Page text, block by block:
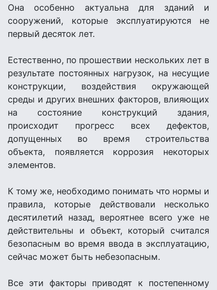
Она особенно актуальна для зданий и
сооружений, которые эксплуатируются не
первый десяток лет.
Естественно, по прошествии нескольких лет в
результате постоянных нагрузок, на несущие
конструкции, воздействия окружающей
среды и других внешних факторов, влияющих
на состояние конструкций здания,
происходит прогресс всех дефектов,
допущенных во время строительства
объекта, появляется коррозия некоторых
элементов.
К тому же, необходимо понимать что нормы и
правила, которые действовали несколько
десятилетий назад, вероятнее всего уже не
действительны и объект, который считался
безопасным во время ввода в эксплуатацию,
сейчас может быть небезопасным.
Все эти факторы приводят к постепенному